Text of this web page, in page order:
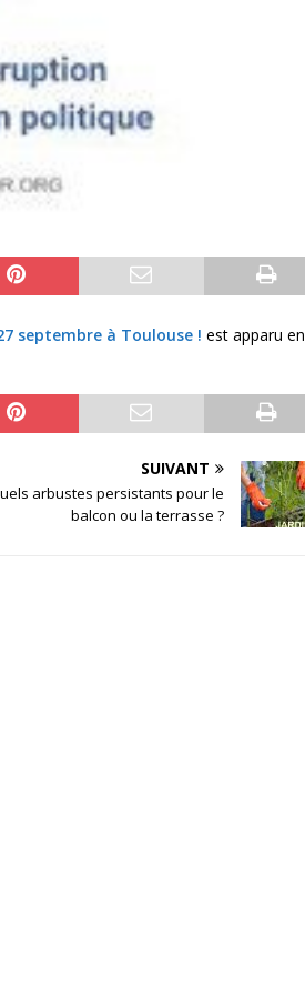
septembre à Toulouse ! est apparu en
SUIVANT
arbustes persistants pour le
balcon ou la terrasse ?